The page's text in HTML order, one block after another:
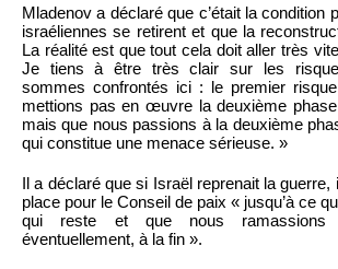
Mladenov a déclaré que c’était la condition
israéliennes se retirent et que la
La réalité est que tout cela doit aller très
Je tiens à être très clair sur les
sommes confrontés ici : le premier
mettions pas en œuvre la deuxième
mais que nous passions à la deuxième
qui constitue une menace sérieuse. »
Il a déclaré que si Israël reprenait la guerre,
place pour le Conseil de paix « jusqu’à ce
qui reste et que nous ramassions
éventuellement, à la fin ».